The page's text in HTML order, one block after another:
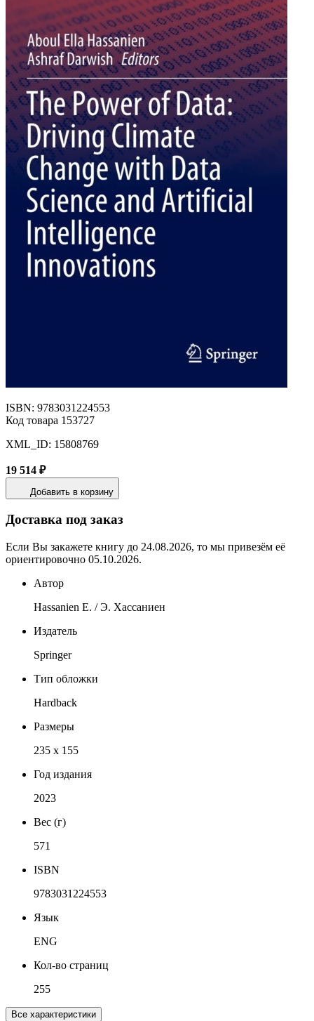
ISBN: 9783031224553
Код товара 153727
XML_ID: 15808769
19 514 ₽
Добавить в корзину
Доставка под заказ
Если Вы закажете книгу до 24.08.2026, то мы привезём её
ориентировочно 05.10.2026.
Автор
Hassanien E. / Э. Хассаниен
Издатель
Springer
Тип обложки
Hardback
Размеры
235 x 155
Год издания
2023
Вес (г)
571
ISBN
9783031224553
Язык
ENG
Кол-во страниц
255
Все характеристики